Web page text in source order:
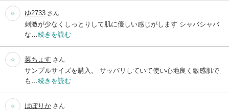
ゆ2733 さん
刺激が少なくしっとりして肌に優しい感じがします シャバシャバ
な… 続きを読む
菜ちょす さん
サンプルサイズを購入。 サッパリしていて使い心地良く敏感肌で
も… 続きを読む
ぱぽりか さん